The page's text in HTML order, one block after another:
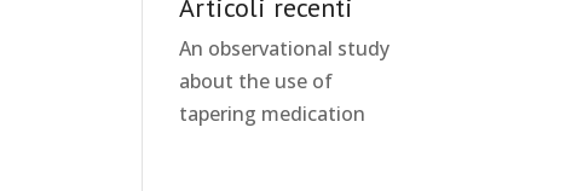
Articoli recenti
An observational study
about the use of
tapering medication